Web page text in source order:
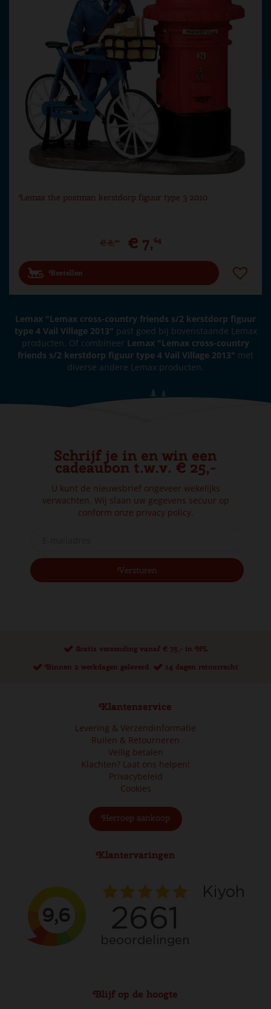
Lemax the postman kerstdorp figuur type 3 2010
€ 8,49 € 7,64
Bestellen
Lemax "Lemax cross-country friends s/2 kerstdorp figuur
type 4 Vail Village 2013" past goed bij bovenstaande Lemax
producten. Of combineer Lemax "Lemax cross-country
friends s/2 kerstdorp figuur type 4 Vail Village 2013" met
diverse andere Lemax producten.
Schrijf je in en win een
cadeaubon t.w.v. € 25,-
U kunt de nieuwsbrief ongeveer wekelijks
verwachten. Wij slaan uw gegevens secuur op
conform onze privacy policy.
Gratis verzending vanaf € 75,- in NL
Binnen 2 werkdagen geleverd.
14 dagen retourrecht
Klantenservice
Levering & Verzendinformatie
Ruilen & Retourneren
Veilig betalen
Klachten? Laat ons helpen!
Privacybeleid
Cookies
Herroep aankoop
Klantervaringen
Blijf op de hoogte